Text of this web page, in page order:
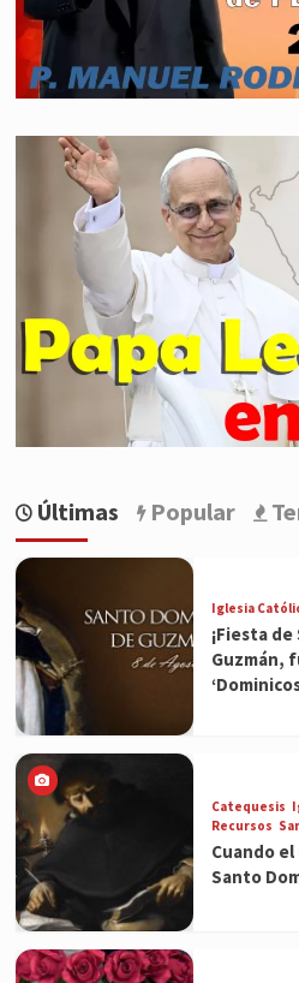
Últimas Popular
Iglesia
¡Fiesta
Guzmán,
Catequesis
Recursos
Cuando
Santo